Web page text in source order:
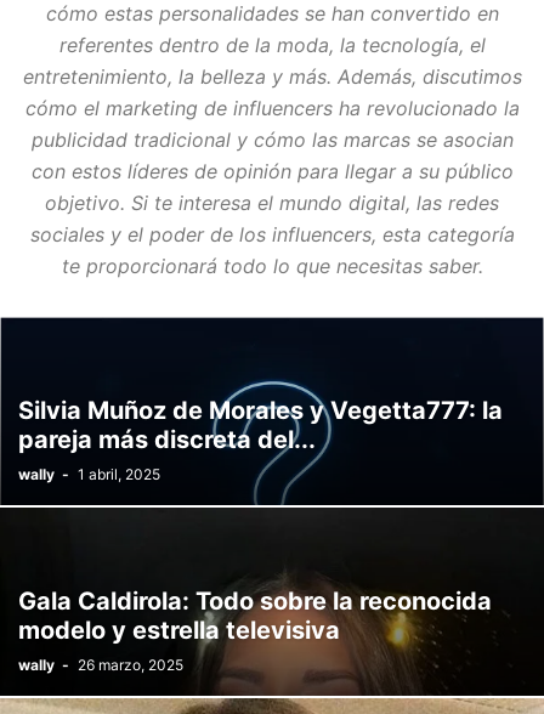
cómo estas personalidades se han convertido en
referentes dentro de la moda, la tecnología, el
entretenimiento, la belleza y más. Además, discutimos
cómo el marketing de influencers ha revolucionado la
publicidad tradicional y cómo las marcas se asocian
con estos líderes de opinión para llegar a su público
objetivo. Si te interesa el mundo digital, las redes
sociales y el poder de los influencers, esta categoría
te proporcionará todo lo que necesitas saber.
Silvia Muñoz de Morales y Vegetta777: la
pareja más discreta del...
wally - 1 abril, 2025
Gala Caldirola: Todo sobre la reconocida
modelo y estrella televisiva
wally - 26 marzo, 2025